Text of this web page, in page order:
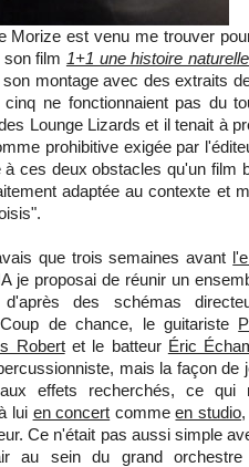
Morize est venu me trouver
film 1+1 une histoire
montage avec des extraits
cinq ne fonctionnaient pas du
Lounge Lizards et il tenait à
prohibitive exigée par
à ces deux obstacles qu'un film
adaptée au contexte et
que trois semaines avant
je proposai de réunir un
d'après des schémas
de chance, le guitariste
Robertet le batteur Éric
mais la façon de
effets recherchés, ce qui
lui en concert commeen studio
Ce n'était pas aussi simple
au sein du grand